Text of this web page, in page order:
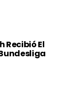
Recibió El